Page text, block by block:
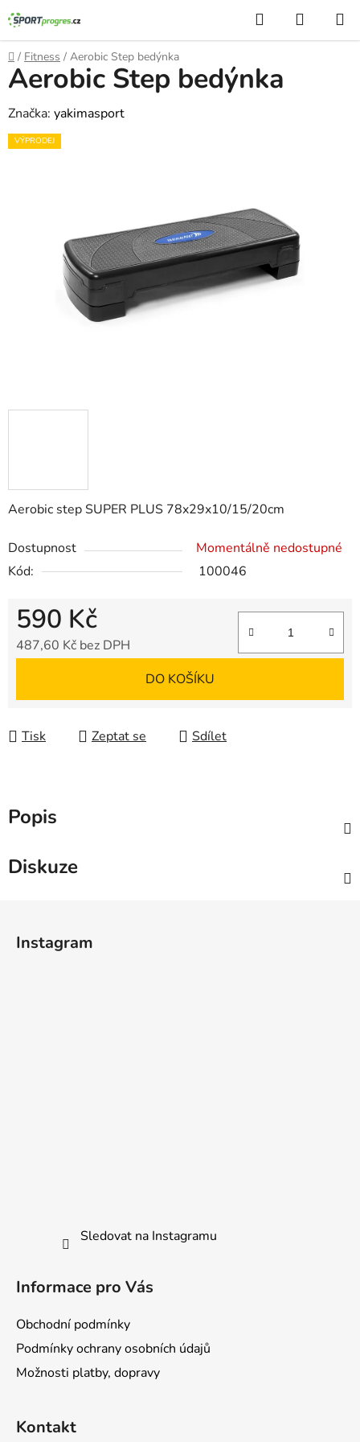
Přejít
na
obsah
Hledat
KOŠÍK
Domů
/ Fitness / Aerobic Step bedýnka
Aerobic step SUPER PLUS 78x29x10/15/20cm
Dostupnost
Momentálně nedostupné
Kód:
100046
590 Kč
487,60 Kč bez DPH
DO KOŠÍKU
Tisk Zeptat se Sdílet
Aerobic Step bedýnka
Značka: yakimasport
VÝPRODEJ
Popis
Diskuze
Instagram
Sledovat na Instagramu
Informace pro Vás
Obchodní podmínky
Podmínky ochrany osobních údajů
Možnosti platby, dopravy
Kontakt